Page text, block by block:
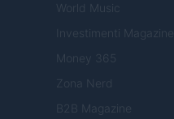
World Music
Investimenti Magazine
Money 365
Zona Nerd
B2B Magazine